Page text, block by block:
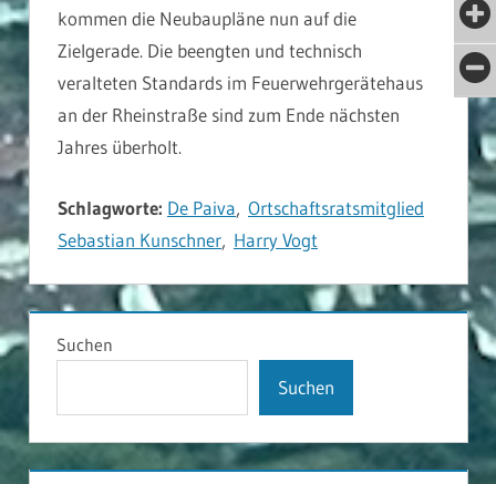
kommen die Neubaupläne nun auf die
Zielgerade. Die beengten und technisch
veralteten Standards im Feuerwehrgerätehaus
an der Rheinstraße sind zum Ende nächsten
Jahres überholt.
Schlagworte: De Paiva, Ortschaftsratsmitglied
Sebastian Kunschner, Harry Vogt
PRESSEARTIKEL
Suchen
Suchen